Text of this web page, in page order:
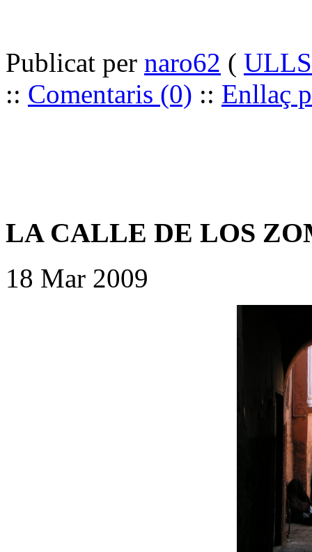
Publicat per naro62 (
:: Comentaris (0) :: Enllaç
LA CALLE DE LOS
18 Mar 2009